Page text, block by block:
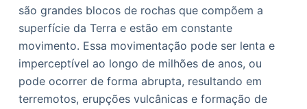
são grandes blocos de rochas que compõem a
superfície da Terra e estão em constante
movimento. Essa movimentação pode ser lenta e
imperceptível ao longo de milhões de anos, ou
pode ocorrer de forma abrupta, resultando em
terremotos, erupções vulcânicas e formação de